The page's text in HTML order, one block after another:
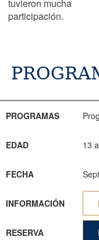
tuvieron mucha
participación.
PROGRAMAS
EDAD
FECHA
INFORMACIÓN
RESERVA
PROGRAMAS
EDAD 13
FECHA
INFORMACIÓN
RESERVA